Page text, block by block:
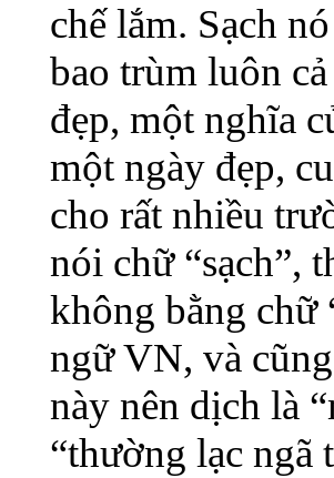
chế lắm. Sạch
bao trùm luôn
đẹp, một nghĩa
một ngày đẹp,
cho rất nhiều
nói chữ “sạch”,
không bằng chữ
ngữ VN, và
này nên dịch là
“thường lạc ngã